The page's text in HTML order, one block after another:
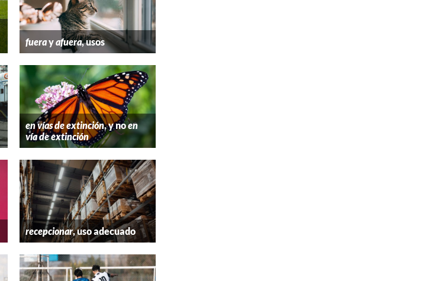
fuerayafuera, usos
en vías de extinción, y noen
vía de extinción
recepcionar, uso adecuado